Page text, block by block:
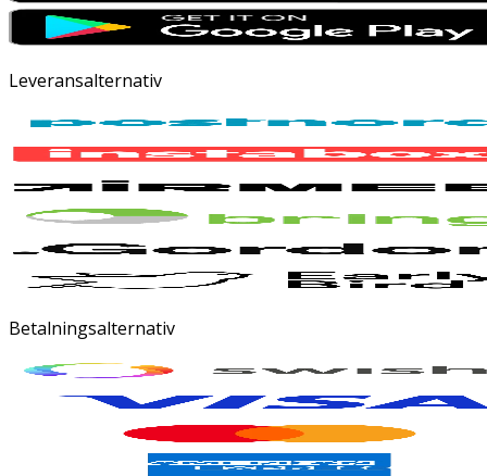
Leveransalternativ
Betalningsalternativ